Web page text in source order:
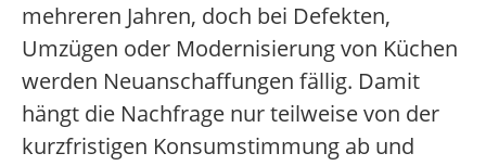
mehreren Jahren, doch bei Defekten,
Umzügen oder Modernisierung von Küchen
werden Neuanschaffungen fällig. Damit
hängt die Nachfrage nur teilweise von der
kurzfristigen Konsumstimmung ab und